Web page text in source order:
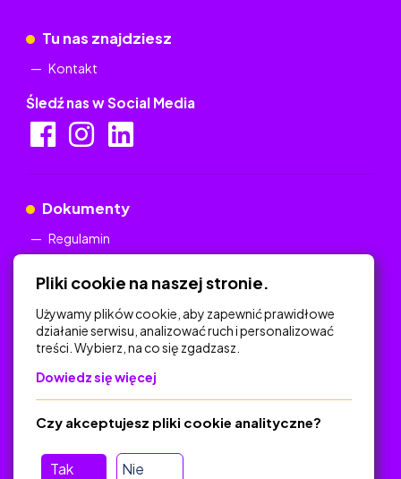
Tu nas znajdziesz
Kontakt
Śledź nas w Social Media
Dokumenty
Regulamin
Na skróty
Polityka Prywatności
Regulamin
O platformie
Baza materiałów dydaktycznych
Pliki cookie na naszej stronie.
Używamy plików cookie, aby zapewnić prawidłowe
działanie serwisu, analizować ruch i personalizować
treści. Wybierz, na co się zgadzasz.
Dowiedz się więcej
Tak Nie
Czy akceptujesz pliki cookie analityczne?